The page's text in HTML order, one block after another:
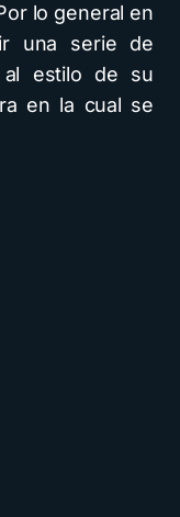
lo general en
una serie de
al estilo de su
en la cual se